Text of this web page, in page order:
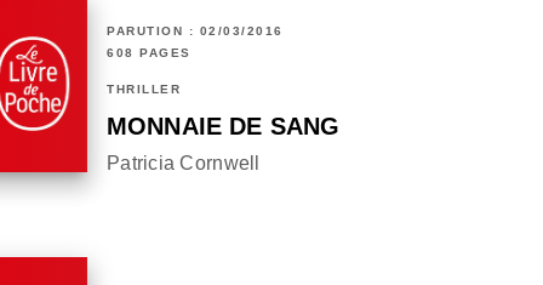
PARUTION : 02/03/2016
608 PAGES
THRILLER
MONNAIE DE SANG
Patricia Cornwell